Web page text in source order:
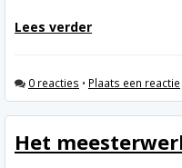
Lees verder
0 reacties • Plaats een reactie
Het